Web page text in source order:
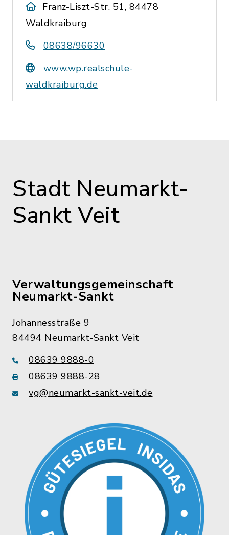
Franz-Liszt-Str. 51, 84478
Waldkraiburg
08638/96630
www.wp.realschule-
waldkraiburg.de
Stadt Neumarkt-
Sankt Veit
Verwaltungsgemeinschaft
Neumarkt-Sankt
Johannesstraße 9
84494 Neumarkt-Sankt Veit
08639 9888-0
08639 9888-28
vg@neumarkt-sankt-veit.de